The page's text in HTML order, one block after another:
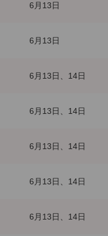
6月13日
6月13日
6月13日、14日
6月13日、14日
6月13日、14日
6月13日、14日
6月13日、14日